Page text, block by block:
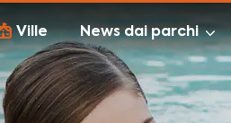
Ville News dai parchi